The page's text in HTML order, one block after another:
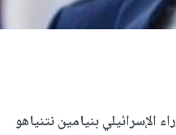
الإسرائيلي بنيامين نتنياهو